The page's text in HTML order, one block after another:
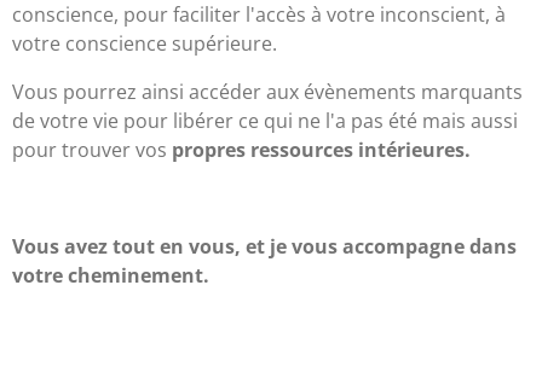
conscience, pour faciliter l'accès à votre inconscient, à
votre conscience supérieure.
Vous pourrez ainsi accéder aux évènements marquants
de votre vie pour libérer ce qui ne l'a pas été mais aussi
pour trouver vos propres ressources intérieures.
Vous avez tout en vous, et je vous accompagne dans
votre cheminement.